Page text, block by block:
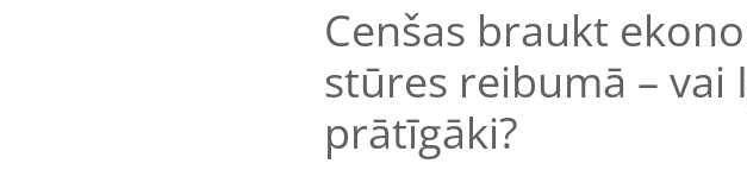
Cenšas braukt
stūres reibumā –
prātīgāki?